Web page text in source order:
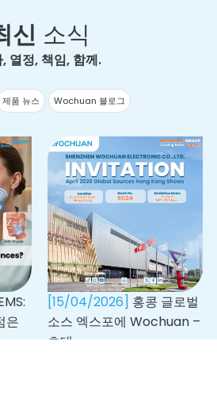
신 소식
열정, 책임, 함께.
제품 뉴스 Wochuan 블로그
은
[15/04/2026] 홍콩 글로벌
소스 엑스포에 Wochuan –
초대